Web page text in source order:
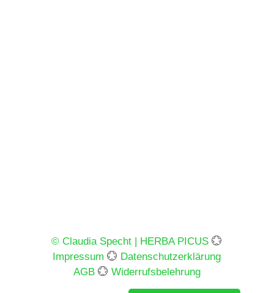
© Claudia Specht | HERBA PICUS 💮
Impressum 💮 Datenschutzerklärung
AGB💮 Widerrufsbelehrung